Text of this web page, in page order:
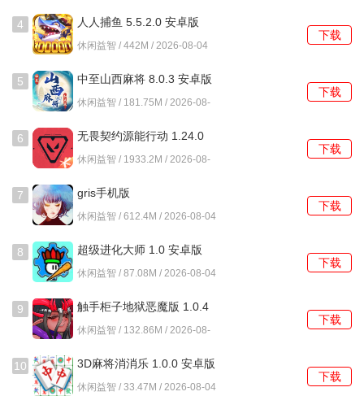
关时能提供有效的方向指引，而非直接给出答案。
4、章节之间的过渡流畅，完成一个主要剧情段落会自动保存
进度，再次进入游戏时可以无缝衔接。
糖果屋历险记怎么玩？
1、进入新场景后，首先阅读画面下方给出的任务清单，清单
会列出需要寻找的几样关键物品，这些物品通常与破解当前
场景的障碍直接相关。
2、利用屏幕底部的左右箭头按钮，可以旋转视角，查看场景
的不同侧面，有些物品可能藏在柜子后面或窗帘的缝隙里。
3、对屏幕上任何可疑或突出的部分进行点击，如果该处藏有
物品，则会显示高亮轮廓，再次点击即可将其收入清单。
4、注意清单中某些物品的形态，例如断裂的钥匙，可能无法
直接需要先在场景中找到磨刀石进行组合修复。
5、当清单物品全部找齐后，通常需要与场景中的特定角色或
4 人人捕鱼 5.5.2.0 安卓版
休闲益智 / 442M / 2026-08-04
下载
5 中至山西麻将 8.0.3 安卓版
休闲益智 / 181.75M / 2026-08-
下载
6
无畏契约源能行动 1.24.0
安卓版
休闲益智 / 1933.2M / 2026-08-
下载
7 gris手机版
休闲益智 / 612.4M / 2026-08-04
下载
8 超级进化大师 1.0 安卓版
休闲益智 / 87.08M / 2026-08-04
下载
9
触手柜子地狱恶魔版 1.0.4
安卓版
休闲益智 / 132.86M / 2026-08-
下载
10 3D麻将消消乐 1.0.0 安卓版
休闲益智 / 33.47M / 2026-08-04
下载